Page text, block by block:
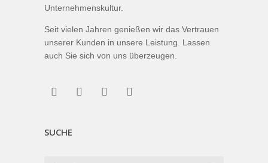
Unternehmenskultur.
Seit vielen Jahren genießen wir das Vertrauen
unserer Kunden in unsere Leistung. Lassen
auch Sie sich von uns überzeugen.
SUCHE